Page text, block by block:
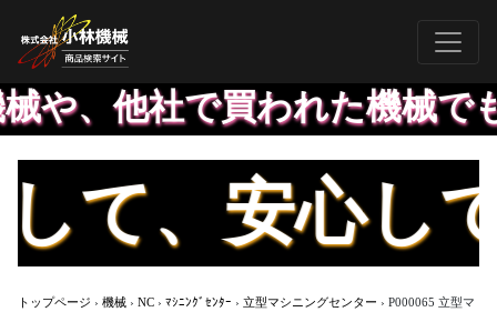
社で買われた機械でも
、安心して
トップページ › 機械 › NC › ﾏｼﾆﾝｸﾞｾﾝﾀｰ › 立型マシニングセンター › P000065 立型マ